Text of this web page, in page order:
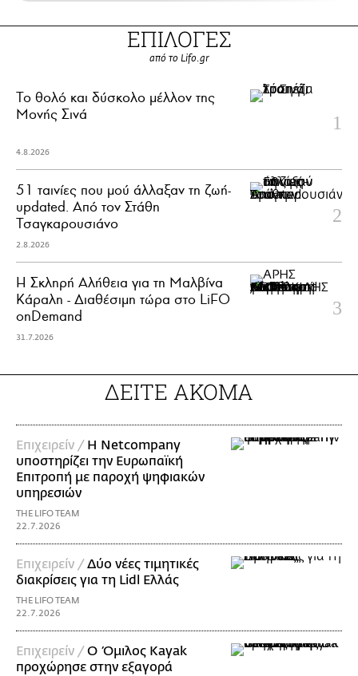
ΕΠΙΛΟΓΕΣ
από το Lifo.gr
Το θολό και δύσκολο μέλλον της
Μονής Σινά
4.8.2026
51 ταινίες που μού άλλαξαν τη ζωή-
updated. Aπό τον Στάθη
Τσαγκαρουσιάνο
2.8.2026
Η Σκληρή Αλήθεια για τη Μαλβίνα
Κάραλη - Διαθέσιμη τώρα στo LiFO
onDemand
31.7.2026
ΔΕΙΤΕ ΑΚΟΜΑ
Επιχειρείν / Η Netcompany
υποστηρίζει την Ευρωπαϊκή
Επιτροπή με παροχή ψηφιακών
υπηρεσιών
THE LIFO TEAM
22.7.2026
Επιχειρείν /Δύο νέες τιμητικές
διακρίσεις για τη Lidl Ελλάς
THE LIFO TEAM
22.7.2026
Επιχειρείν /Ο Όμιλος Kayak
προχώρησε στην εξαγορά